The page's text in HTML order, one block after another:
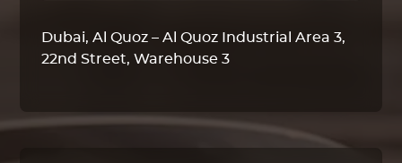
Dubai, Al Quoz – Al Quoz Industrial Area 3,
22nd Street, Warehouse 3